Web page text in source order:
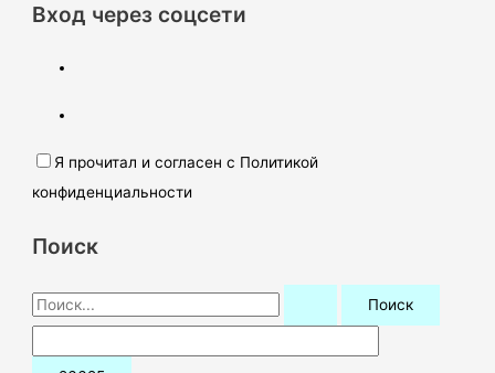
Вход через соцсети
Я прочитал и согласен с Политикой
конфиденциальности
Поиск
П
о
и